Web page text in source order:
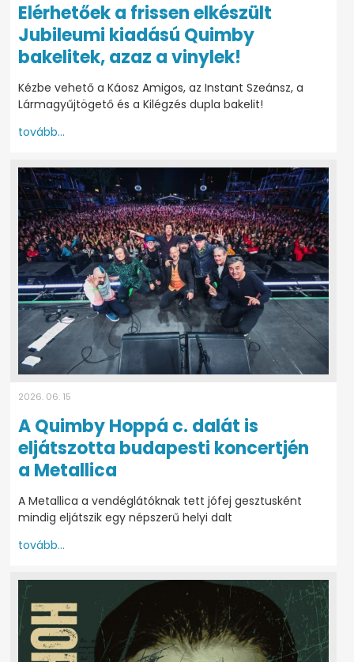
Elérhetőek a frissen elkészült
Jubileumi kiadású Quimby
bakelitek, azaz a vinylek!
Kézbe vehető a Káosz Amigos, az Instant Szeánsz, a
Lármagyűjtögető és a Kilégzés dupla bakelit!
tovább...
2026. 06. 15
A Quimby Hoppá c. dalát is
eljátszotta budapesti koncertjén
a Metallica
A Metallica a vendéglátóknak tett jófej gesztusként
mindig eljátszik egy népszerű helyi dalt
tovább...